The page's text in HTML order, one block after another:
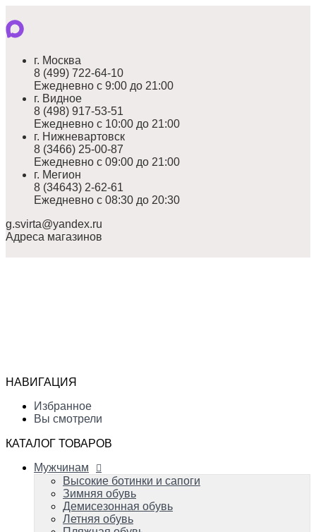
г. Москва
8 (499) 722-64-10
Ежедневно с 9:00 до 21:00
г. Видное
8 (498) 917-53-51
Ежедневно с 10:00 до 21:00
г. Нижневартовск
8 (3466) 25-00-87
Ежедневно с 09:00 до 21:00
г. Мегион
8 (34643) 2-62-61
Ежедневно с 08:30 до 20:30
g.svirta@yandex.ru
Адреса магазинов
Летняя обувь
Пляжная обувь
Резиновая обувь
Спортивная обувь
Домашняя обувь
Туфли распродажа
Зимние сапоги со скидками от 20%
Зимняя обувь
Демисезонная обувь
Летняя обувь
Вечерняя и свадебная обувь
НАВИГАЦИЯ
Избранное
Вы смотрели
КАТАЛОГ ТОВАРОВ
Мужчинам
Высокие ботинки и сапоги
Зимняя обувь
Демисезонная обувь
Летняя обувь